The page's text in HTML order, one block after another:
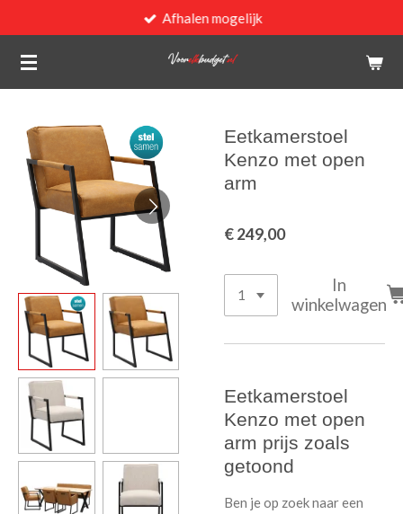
direct
naar
Afhalen mogelijk
Eetkamerstoel
Kenzo met open
arm
€ 249,00
In
winkelwagen
Eetkamerstoel
Kenzo met open
arm prijs zoals
getoond
Ben je op zoek naar een